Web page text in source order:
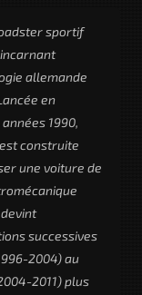
sportif
allemande
en
1990,
construite
une voiture de
successives
2004) au
2011) plus